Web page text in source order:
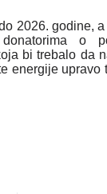
2026. godine,
o
bi trebalo da
energije upravo